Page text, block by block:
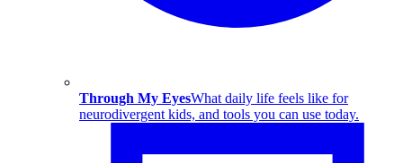
Through My EyesWhat daily life feels like for
neurodivergent kids, and tools you can use today.